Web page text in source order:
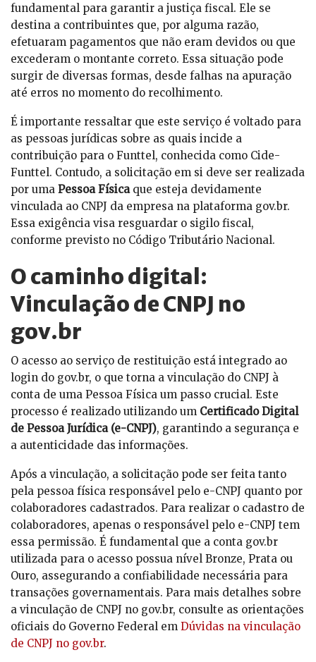
fundamental para garantir a justiça fiscal. Ele se
destina a contribuintes que, por alguma razão,
efetuaram pagamentos que não eram devidos ou que
excederam o montante correto. Essa situação pode
surgir de diversas formas, desde falhas na apuração
até erros no momento do recolhimento.
É importante ressaltar que este serviço é voltado para
as pessoas jurídicas sobre as quais incide a
contribuição para o Funttel, conhecida como Cide-
Funttel. Contudo, a solicitação em si deve ser realizada
por uma Pessoa Físicaque esteja devidamente
vinculada ao CNPJ da empresa na plataforma gov.br.
Essa exigência visa resguardar o sigilo fiscal,
conforme previsto no Código Tributário Nacional.
O caminho digital:
Vinculação de CNPJ no
gov.br
O acesso ao serviço de restituição está integrado ao
login do gov.br, o que torna a vinculação do CNPJ à
conta de uma Pessoa Física um passo crucial. Este
processo é realizado utilizando um Certificado Digital
de Pessoa Jurídica (e-CNPJ), garantindo a segurança e
a autenticidade das informações.
Após a vinculação, a solicitação pode ser feita tanto
pela pessoa física responsável pelo e-CNPJ quanto por
colaboradores cadastrados. Para realizar o cadastro de
colaboradores, apenas o responsável pelo e-CNPJ tem
essa permissão. É fundamental que a conta gov.br
utilizada para o acesso possua nível Bronze, Prata ou
Ouro, assegurando a confiabilidade necessária para
transações governamentais. Para mais detalhes sobre
a vinculação de CNPJ no gov.br, consulte as orientações
oficiais do Governo Federal em Dúvidas na vinculação
de CNPJ no gov.br.